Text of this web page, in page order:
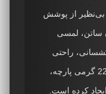
بی‌نظیر از پوشش
ساتن، لمسی
راحتی
فوق‌العاده‌ای فراهم می‌آورد. وزن 220 گرمی پارچه،
کرده است.